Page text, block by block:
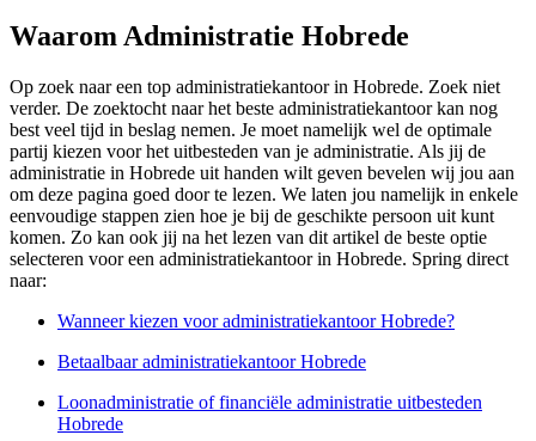
Waarom Administratie Hobrede
Op zoek naar een top administratiekantoor in Hobrede. Zoek niet
verder. De zoektocht naar het beste administratiekantoor kan nog
best veel tijd in beslag nemen. Je moet namelijk wel de optimale
partij kiezen voor het uitbesteden van je administratie. Als jij de
administratie in Hobrede uit handen wilt geven bevelen wij jou aan
om deze pagina goed door te lezen. We laten jou namelijk in enkele
eenvoudige stappen zien hoe je bij de geschikte persoon uit kunt
komen. Zo kan ook jij na het lezen van dit artikel de beste optie
selecteren voor een administratiekantoor in Hobrede. Spring direct
naar:
Wanneer kiezen voor administratiekantoor Hobrede?
Betaalbaar administratiekantoor Hobrede
Loonadministratie of financiële administratie uitbesteden
Hobrede